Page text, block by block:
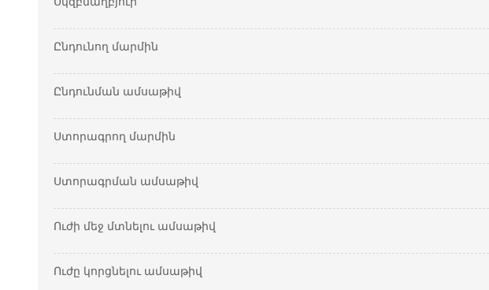
Ընդունող մարմին
Ընդունման ամսաթիվ
Ստորագրող մարմին
Ստորագրման ամսաթիվ
Ուժի մեջ մտնելու ամսաթիվ
Ուժը կորցնելու ամսաթիվ